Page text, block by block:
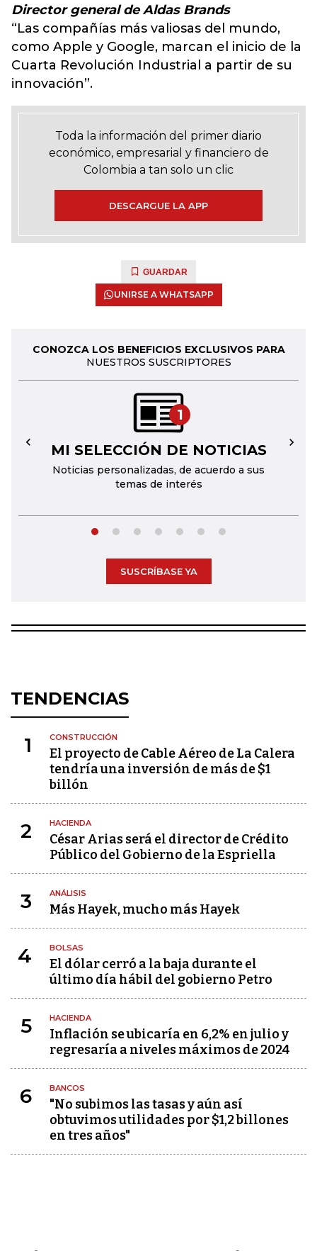
Director general de Aldas Brands
“Las compañías más valiosas del mundo,
como Apple y Google, marcan el inicio de la
Cuarta Revolución Industrial a partir de su
innovación”.
Toda la información del primer diario
económico, empresarial y financiero de
Colombia a tan solo un clic
DESCARGUE LA APP
GUARDAR
UNIRSE A WHATSAPP
CONOZCA LOS BENEFICIOS EXCLUSIVOS PARA
NUESTROS SUSCRIPTORES
1
MI SELECCIÓN DE NOTICIAS
Noticias personalizadas, de acuerdo a sus
temas de interés
← →
SUSCRÍBASE YA
TENDENCIAS
1 CONSTRUCCIÓN
El proyecto de Cable Aéreo de La Calera
tendría una inversión de más de $1
billón
2 HACIENDA
César Arias será el director de Crédito
Público del Gobierno de la Espriella
3 ANÁLISIS
Más Hayek, mucho más Hayek
4 BOLSAS
El dólar cerró a la baja durante el
último día hábil del gobierno Petro
5 HACIENDA
Inflación se ubicaría en 6,2% en julio y
regresaría a niveles máximos de 2024
6 BANCOS
"No subimos las tasas y aún así
obtuvimos utilidades por $1,2 billones
en tres años"